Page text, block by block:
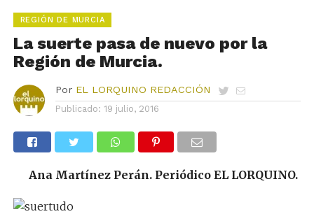
REGIÓN DE MURCIA
La suerte pasa de nuevo por la
Por EL LORQUINO REDACCIÓN
Publicado: 19 julio, 2016
Ana Martínez Perán. Periódico EL LORQUINO.